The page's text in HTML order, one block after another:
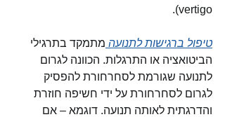
vertigo).
טיפול ברגישות לתנועה מתמקד בתרגילי
הביטואציה או התרגלות. הכוונה לגרום
לתנועה שגורמת לסחרחורת להפסיק
לגרום לסחרחורת על ידי חשיפה חוזרת
והדרגתית לאותה תנועה. דוגמא – אם